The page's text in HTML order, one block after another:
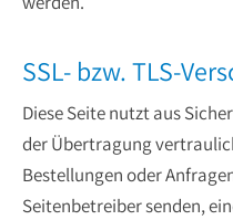
SSL- bzw. TLS-
Diese Seite nutzt aus
der Übertragung
Bestellungen oder
Seitenbetreiber senden,